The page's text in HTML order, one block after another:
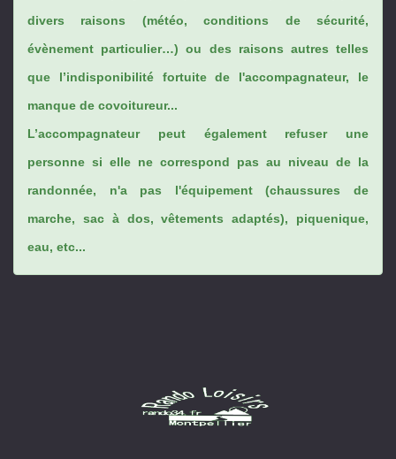
divers raisons (météo, conditions de sécurité,
évènement particulier…) ou des raisons autres telles
que l’indisponibilité fortuite de l'accompagnateur, le
manque de covoitureur...
L’accompagnateur peut également refuser une
personne si elle ne correspond pas au niveau de la
randonnée, n'a pas l'équipement (chaussures de
marche, sac à dos, vêtements adaptés), piquenique,
eau, etc...